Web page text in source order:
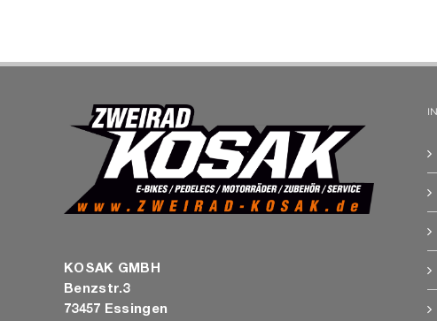
KOSAK GMBH
Benzstr.3
73457 Essingen